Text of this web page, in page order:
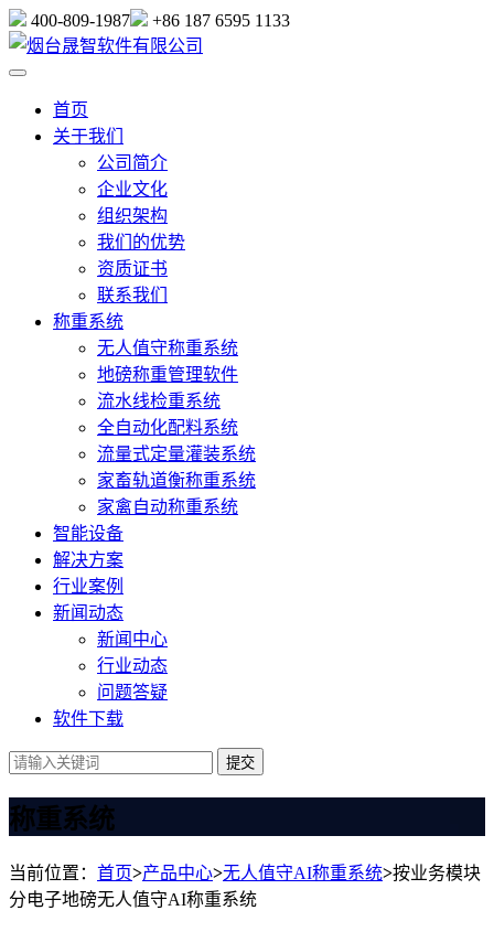
400-809-1987 +86 187 6595 1133
首页
关于我们
公司简介
企业文化
组织架构
我们的优势
资质证书
联系我们
称重系统
无人值守称重系统
地磅称重管理软件
流水线检重系统
全自动化配料系统
流量式定量灌装系统
家畜轨道衡称重系统
家禽自动称重系统
智能设备
解决方案
行业案例
新闻动态
新闻中心
行业动态
问题答疑
软件下载
提交
称重系统
当前位置： 首页>产品中心>无人值守AI称重系统>按业务模块
分电子地磅无人值守AI称重系统